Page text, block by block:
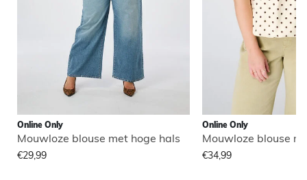
Online Only
Mouwloze blouse met hoge hals
€29,99
Online Only
Mouwloze blouse
€34,99